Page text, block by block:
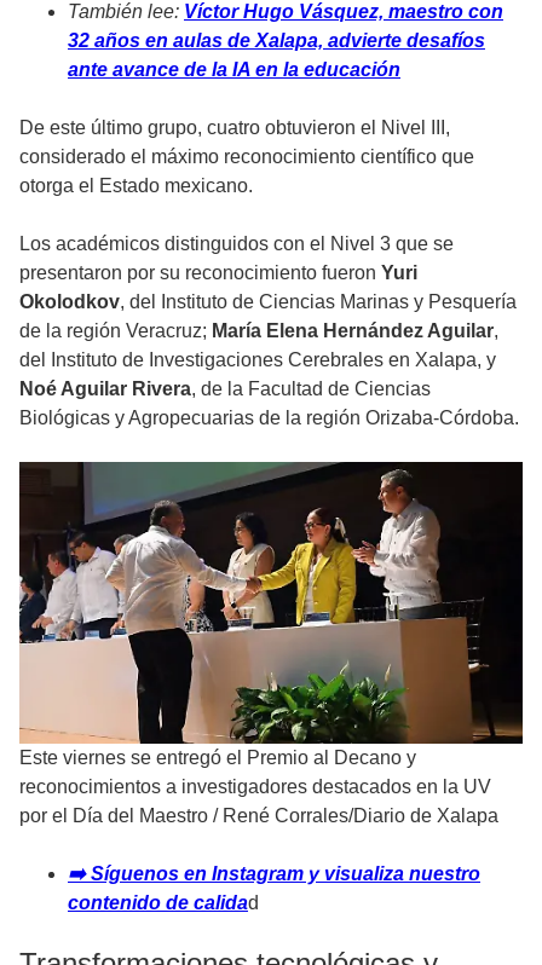
También lee: Víctor Hugo Vásquez, maestro con
32 años en aulas de Xalapa, advierte desafíos
ante avance de la IA en la educación
De este último grupo, cuatro obtuvieron el Nivel III,
considerado el máximo reconocimiento científico que
otorga el Estado mexicano.
Los académicos distinguidos con el Nivel 3 que se
presentaron por su reconocimiento fueron Yuri
Okolodkov, del Instituto de Ciencias Marinas y Pesquería
de la región Veracruz; María Elena Hernández Aguilar,
del Instituto de Investigaciones Cerebrales en Xalapa, y
Noé Aguilar Rivera, de la Facultad de Ciencias
Biológicas y Agropecuarias de la región Orizaba-Córdoba.
Este viernes se entregó el Premio al Decano y
reconocimientos a investigadores destacados en la UV
por el Día del Maestro / René Corrales/Diario de Xalapa
➡️ Síguenos en Instagram y visualiza nuestro
contenido de calidad